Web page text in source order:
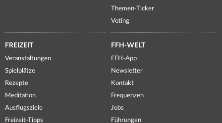
Themen-Ticker
Voting
FREIZEIT
Veranstaltungen
Spielplätze
Rezepte
Meditation
Ausflugsziele
Freizeit-Tipps
FFH-WELT
FFH-App
Newsletter
Kontakt
Frequenzen
Jobs
Führungen